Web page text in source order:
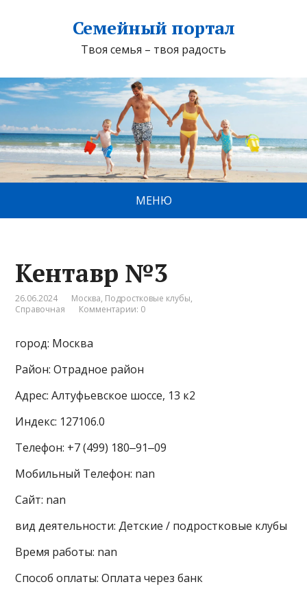
Семейный портал
Твоя семья – твоя радость
МЕНЮ
Кентавр №3
26.06.2024 Москва, Подростковые клубы,
Справочная
Комментарии: 0
город: Москва
Район: Отрадное район
Адрес: Алтуфьевское шоссе, 13 к2
Индекс: 127106.0
Телефон: +7 (499) 180‒91‒09
Мобильный Телефон: nan
Сайт: nan
вид деятельности: Детские / подростковые клубы
Время работы: nan
Способ оплаты: Оплата через банк